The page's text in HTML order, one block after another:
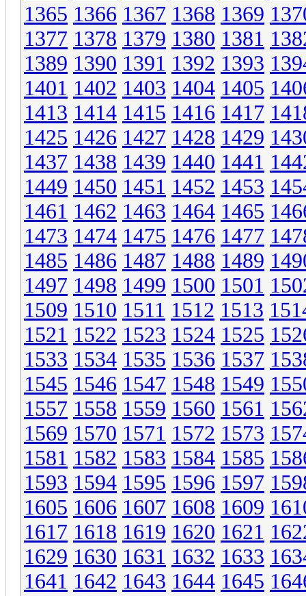
1365 1366 1367 1368 1369
1377 1378 1379 1380 1381
1389 1390 1391 1392 1393
1401 1402 1403 1404 1405
1413 1414 1415 1416 1417
1425 1426 1427 1428 1429
1437 1438 1439 1440 1441
1449 1450 1451 1452 1453
1461 1462 1463 1464 1465
1473 1474 1475 1476 1477
1485 1486 1487 1488 1489
1497 1498 1499 1500 1501
1509 1510 1511 1512 1513
1521 1522 1523 1524 1525
1533 1534 1535 1536 1537
1545 1546 1547 1548 1549
1557 1558 1559 1560 1561
1569 1570 1571 1572 1573
1581 1582 1583 1584 1585
1593 1594 1595 1596 1597
1605 1606 1607 1608 1609
1617 1618 1619 1620 1621
1629 1630 1631 1632 1633
1641 1642 1643 1644 1645